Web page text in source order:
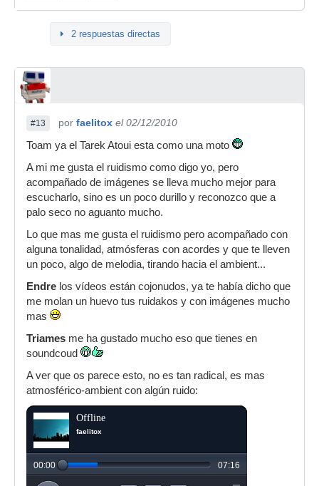
2 respuestas directas
#13 por faelitox el 02/12/2010
Toam ya el Tarek Atoui esta como una moto
A mi me gusta el ruidismo como digo yo, pero
acompañado de imágenes se lleva mucho mejor para
escucharlo, sino es un poco durillo y reconozco que a
palo seco no aguanto mucho.
Lo que mas me gusta el ruidismo pero acompañado con
alguna tonalidad, atmósferas con acordes y que te lleven
un poco, algo de melodia, tirando hacia el ambient...
Endre los vídeos están cojonudos, ya te había dicho que
me molan un huevo tus ruidakos y con imágenes mucho
mas
Triames me ha gustado mucho eso que tienes en
soundcoud
A ver que os parece esto, no es tan radical, es mas
atmosférico-ambient con algún ruido: